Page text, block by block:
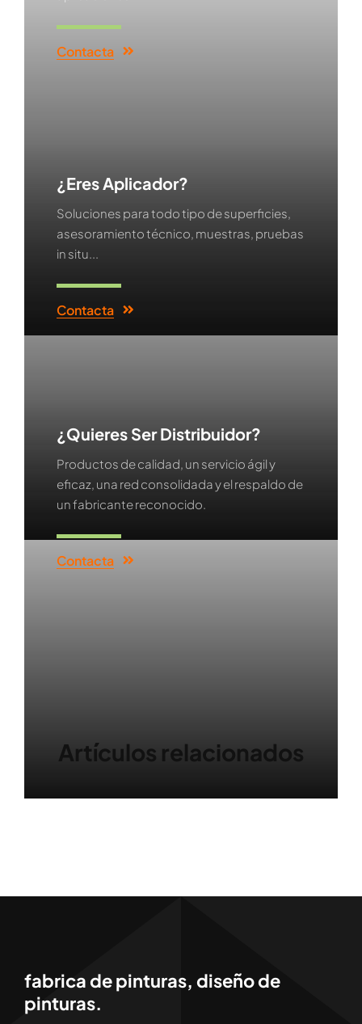
Contacta
¿Eres Aplicador?
Soluciones para todo tipo de superficies,
asesoramiento técnico, muestras, pruebas
in situ...
Contacta
¿Quieres Ser Distribuidor?
Productos de calidad, un servicio ágil y
eficaz, una red consolidada y el respaldo de
un fabricante reconocido.
Contacta
Artículos relacionados
fabrica de pinturas, diseño de
pinturas.